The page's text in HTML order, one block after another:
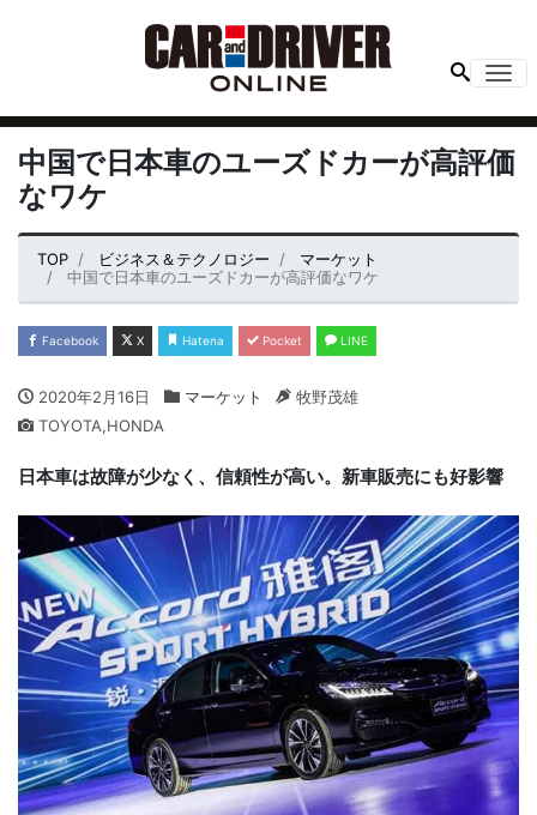
中国で日本車のユーズドカーが高評価
なワケ
TOP ビジネス＆テクノロジー
マーケット
中国で日本車のユーズドカーが高評価なワケ
Facebook X Hatena Pocket LINE
2020年2月16日 マーケット
牧野茂雄
TOYOTA,HONDA
日本車は故障が少なく、信頼性が高い。新車販売にも好影響